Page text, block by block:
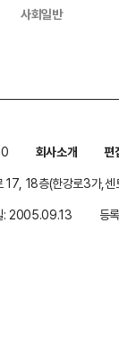
사회일반
회사소개 편
17, 18층(한강로3가,센
: 2005.09.13 등